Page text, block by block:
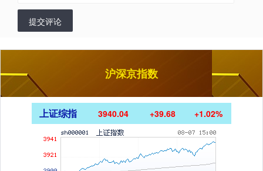
提交评论
沪深京指数
上证综指 3940.04 +39.68 +1.02%